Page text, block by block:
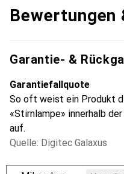
Bewertungen
Garantie- &
Garantiefallquote
So oft weist ein Produkt
«Stirnlampe» innerhalb
auf.
Quelle: Digitec Galaxus